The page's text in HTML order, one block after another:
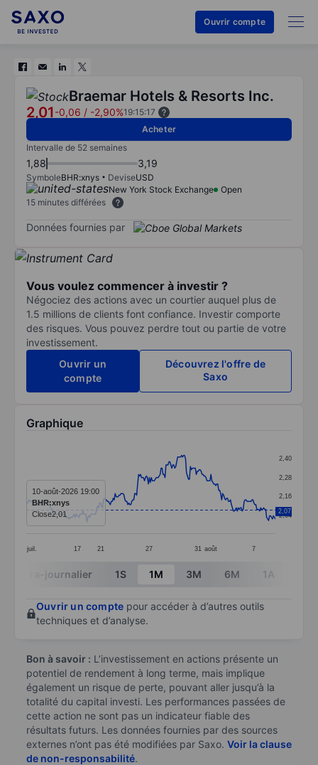
Ouvrir compte
Braemar Hotels & Resorts Inc.
2,01-0,06 / -2,90%19:15:17
Acheter
Intervalle de 52 semaines
1,88 3,19
SymboleBHR:xnys DeviseUSD
New York Stock Exchange
Open
15 minutes différées
Données fournies par
Vous voulez commencer à investir ?
Négociez des actions avec un courtier auquel plus de
1.5 millions de clients font confiance. Investir comporte
des risques. Vous pouvez perdre tout ou partie de votre
investissement.
Ouvrir un
compte
Découvrez l'offre de
Saxo
Graphique
Line chart with 256 data points.
The chart has 1 X axis displaying categories.
The chart has 1 Y axis displaying values. Data ranges
juil. 17 21 27 31 août 7
2,04
2,16
2,28
2,40
2,07
10-août-2026 19:00
BHR:xnys
Close2,01
End of interactive chart.
Intra-journalier 1S 1M 3M 6M 1A
Ouvrir un compte pour accéder à d’autres outils
techniques et d’analyse.
Bon à savoir : L’investissement en actions présente un
potentiel de rendement à long terme, mais implique
également un risque de perte, pouvant aller jusqu’à la
totalité du capital investi. Les performances passées de
cette action ne sont pas un indicateur fiable des
résultats futurs. Les données fournies par des sources
externes n’ont pas été modifiées par Saxo. Voir la clause
de non-responsabilité.